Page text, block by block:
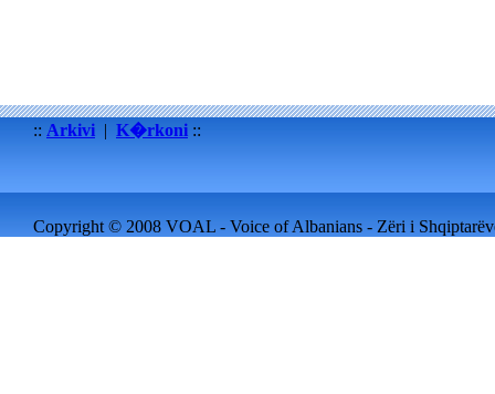
:: Arkivi | K�rkoni ::
Copyright © 2008 VOAL - Voice of Albanians - Zëri i